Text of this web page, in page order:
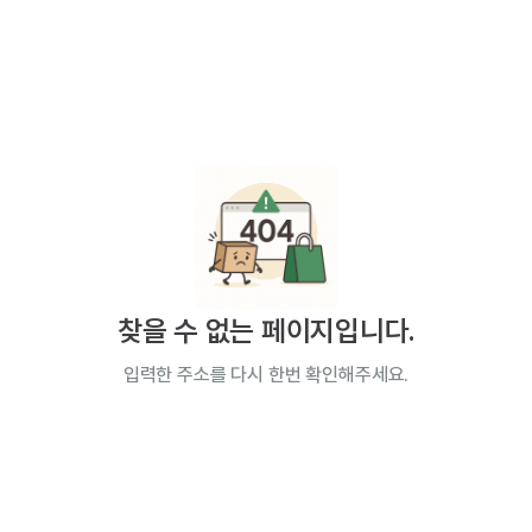
찾을 수 없는 페이지입니다.
입력한 주소를 다시 한번 확인해주세요.